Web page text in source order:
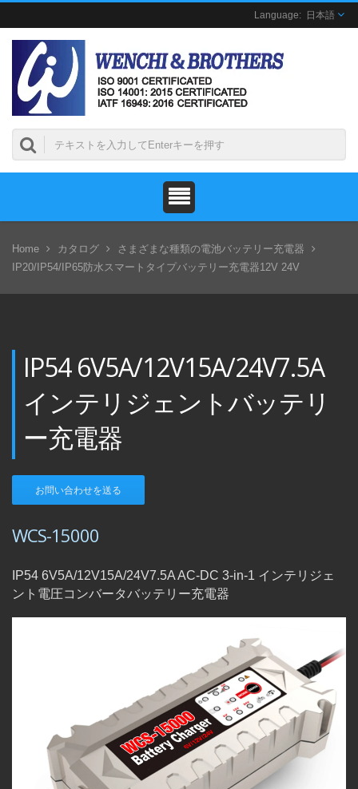
日本語
Home カタログ
さまざまな種類の電池バッテリー充電器
IP20/IP54/IP65防水スマートタイプバッテリー充電器12V 24V
IP54 6V5A/12V15A/24V7.5A
インテリジェントバッテリ
ー充電器
お問い合わせを送る
WCS-15000
IP54 6V5A/12V15A/24V7.5A AC-DC 3-in-1 インテリジェ
ント電圧コンバータバッテリー充電器